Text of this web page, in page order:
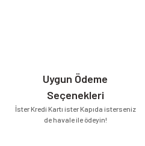
Uygun Ödeme
Seçenekleri
İster Kredi Kartı ister Kapıda isterseniz
de havale ile ödeyin!